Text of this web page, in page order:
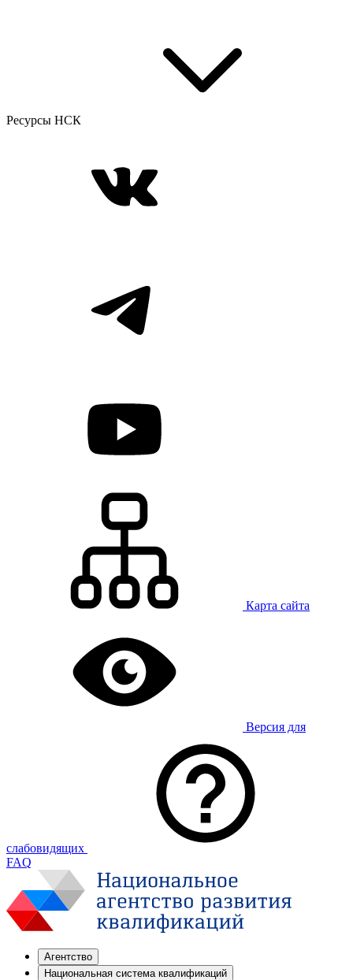
Ресурсы НСК
Карта сайта
Версия для
слабовидящих
FAQ
Агентство
Национальная система квалификаций